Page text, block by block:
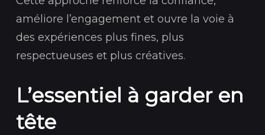
améliore l’engagement et ouvre la voie à
des expériences plus fines, plus
respectueuses et plus créatives.
L’essentiel à garder en
tête